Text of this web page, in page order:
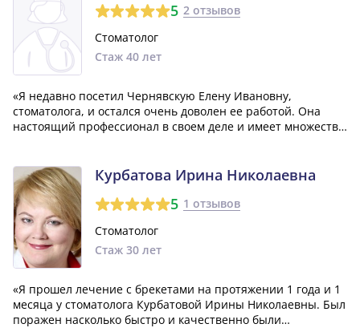
5 2 отзывов
Стоматолог
Стаж 40 лет
«Я недавно посетил Чернявскую Елену Ивановну,
стоматолога, и остался очень доволен ее работой. Она
настоящий профессионал в своем деле и имеет множество
всем!»
Курбатова Ирина Николаевна
5 1 отзывов
Стоматолог
Стаж 30 лет
«Я прошел лечение с брекетами на протяжении 1 года и 1
месяца у стоматолога Курбатовой Ирины Николаевны. Был
поражен насколько быстро и качественно были